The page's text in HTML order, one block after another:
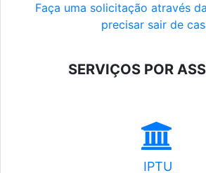
Faça uma solicitação através
precisar sair de
SERVIÇOS POR
IPTU